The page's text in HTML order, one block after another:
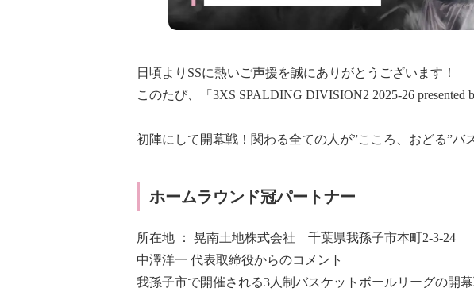
日頃よりSSに熱いご声援を誠にありがとうございます！
このたび、「3XS SPALDING DIVISION2 2025-26
初陣にして開幕戦！関わる全ての人が”こころ、おどる”バ
ホームラウンド冠パートナー
所在地 ： 晃南土地株式会社 千葉県我孫子市本町2-3-24
中澤洋一 代表取締役からのコメント
我孫子市で開催される3人制バスケットボールリーグの開